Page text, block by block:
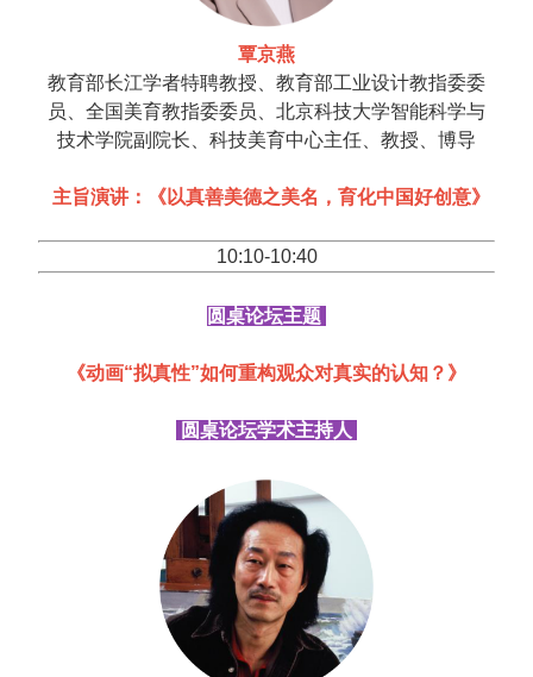
覃京燕
教育部长江学者特聘教授、教育部工业设计教指委委
员、全国美育教指委委员、北京科技大学智能科学与
技术学院副院长、科技美育中心主任、教授、博导
主旨演讲：《以真善美德之美名，育化中国好创意》
10:10-10:40
圆桌论坛主题
《动画“拟真性”如何重构观众对真实的认知？》
圆桌论坛学术主持人